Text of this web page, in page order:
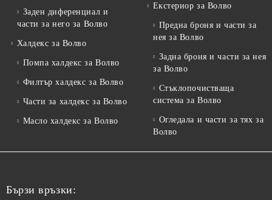
Заден диференциал и
части за него за Волво
Халдекс за Волво
Помпа халдекс за Волво
Филтър халдекс за Волво
Части за халдекс за Волво
Масло халдекс за Волво
Екстериор за Волво
Предна броня и части за
нея за Волво
Задна броня и части за нея
за Волво
Стъклопочистваща
система за Волво
Огледала и части за тях за
Волво
Бързи връзки: